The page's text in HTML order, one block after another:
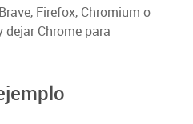
Firefox, Chromium o
Chrome para